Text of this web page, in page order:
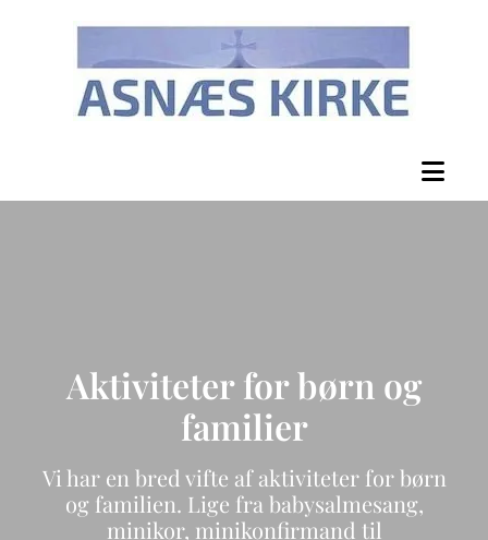
Aktiviteter for børn og
familier
Vi har en bred vifte af aktiviteter for børn
og familien. Lige fra babysalmesang,
minikor, minikonfirmand til